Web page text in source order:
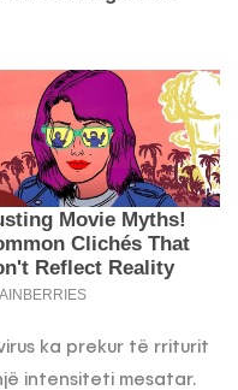
ka prekur të rriturit
intensiteti mesatar.